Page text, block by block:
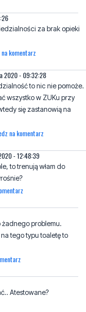
komentarz
2020 - 09:32:28
to nic nie pomoże.
wszystko w ZUKu przy
na komentarz
- 12:48:39
problemu.